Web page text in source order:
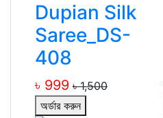
Dupian Silk
Saree_DS-
408
৳ 999 ৳ 1,500
অর্ডার করুন